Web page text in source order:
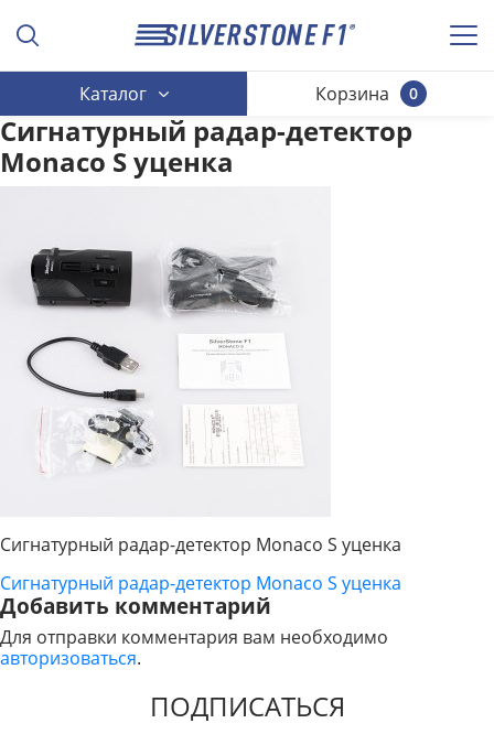
Каталог 0
Корзина
Сигнатурный радар-детектор
Monaco S уценка
Сигнатурный радар-детектор Monaco S уценка
НАВИГАЦИЯ
ПО
ЗАПИСЯМ
Сигнатурный радар-детектор Monaco S уценка
Добавить комментарий
Для отправки комментария вам необходимо
авторизоваться.
ПОДПИСАТЬСЯ